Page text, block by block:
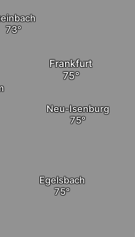
Frankfurt
Egelsbach
Neu-Isenburg